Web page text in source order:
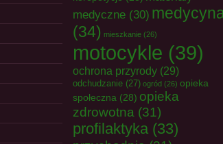
medyczne (30)
(34) mieszkanie (26)
motocykle (39)
ochrona przyrody (29)
odchudzanie (27) ogród (26) opieka
społeczna (28) opieka
zdrowotna (31)
profilaktyka (33)